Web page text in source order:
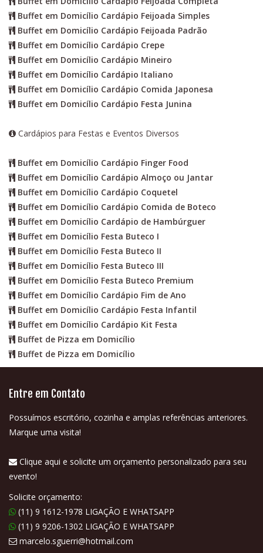
Buffet em Domicílio Cardápio Feijoada Simples
Buffet em Domicílio Cardápio Feijoada Padrão
Buffet em Domicílio Cardápio Crepe
Buffet em Domicílio Cardápio Mineiro
Buffet em Domicílio Cardápio Italiano
Buffet em Domicílio Cardápio Comida Japonesa
Buffet em Domicílio Cardápio Festa Junina
Cardápios para Festas e Eventos Diversos
Buffet em Domicílio Cardápio Finger Food
Buffet em Domicílio Cardápio Almoço ou Jantar
Buffet em Domicílio Cardápio Coquetel
Buffet em Domicílio Cardápio Comida de Boteco
Buffet em Domicílio Cardápio de Hambúrguer
Buffet em Domicílio Festa Buteco I
Buffet em Domicílio Festa Buteco II
Buffet em Domicílio Festa Buteco III
Buffet em Domicílio Festa Buteco Premium
Buffet em Domicílio Cardápio Fim de Ano
Buffet em Domicílio Cardápio Festa Infantil
Buffet em Domicílio Cardápio Kit Festa
Buffet de Pizza em Domicílio
Buffet de Pizza em Domicílio
Entre em Contato
Possuímos escritório, cozinha e amplas referências anteriores.
Marque uma visita!
Clique aqui e solicite um orçamento personalizado para seu
evento!
Solicite orçamento:
(11) 9 1612-1978 LIGAÇÃO E WHATSAPP
(11) 9 9206-1302 LIGAÇÃO E WHATSAPP
marcelo.sguerri@hotmail.com